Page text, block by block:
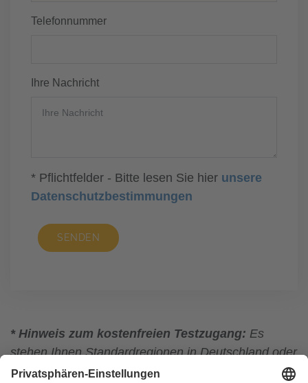
Telefonnummer
Ihre Nachricht
* Pflichtfelder - Bitte lesen Sie hier unsere
Datenschutzbestimmungen
SENDEN
* Hinweis zum kostenfreien Testzugang: Es
stehen Ihnen Standardregionen in Deutschland oder
Österreich mit ausgewählten Daten zur Verfügung.